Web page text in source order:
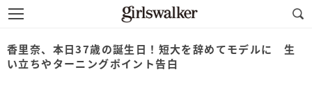
香里奈、本日37歳の誕生日！短大を辞めてモデルに 生
い立ちやターニングポイント告白